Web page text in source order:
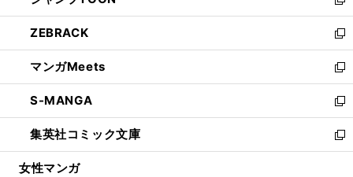
開
く
ウ
で
開
く
ン
ド
ウ
で
開
く
ウ
ィ
ン
ド
ウ
で
開
く
し
い
ウ
ィ
ン
ド
ウ
で
開
ZEBRACK
新
し
い
ウ
ィ
ン
ド
ウ
マンガMeets
新
し
い
ウ
ィ
ン
S-MANGA
新
し
い
ウ
集英社コミック文庫
新
し
女性マンガ